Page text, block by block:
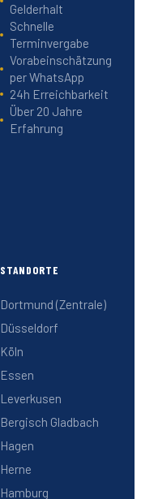
Gelderhalt
Schnelle
Terminvergabe
Vorabeinschätzung
per WhatsApp
24h Erreichbarkeit
Über 20 Jahre
Erfahrung
STANDORTE
Dortmund (Zentrale)
Düsseldorf
Köln
Essen
Leverkusen
Bergisch Gladbach
Hagen
Herne
Hamburg